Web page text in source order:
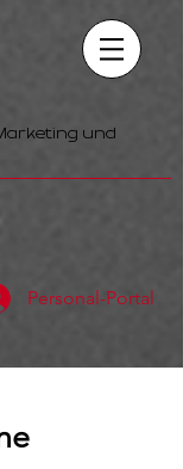
und
Personal-Portal